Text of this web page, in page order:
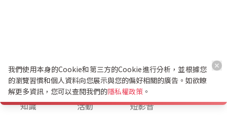
知識 活動 短影音
K幣兌換
我們使用本身的Cookie和第三方的Cookie進行分析，並根據您
的瀏覽習慣和個人資料向您展示與您的偏好相關的廣告。如欲瞭
解更多資訊，您可以查閱我們的隱私權政策 。